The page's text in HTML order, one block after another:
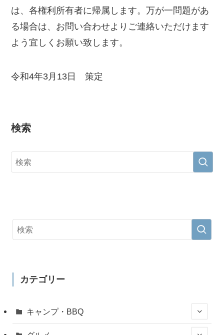
は、各権利所有者に帰属します。万が一問題があ
る場合は、お問い合わせよりご連絡いただけます
よう宜しくお願い致します。
令和4年3月13日 策定
検索
カテゴリー
キャンプ・BBQ